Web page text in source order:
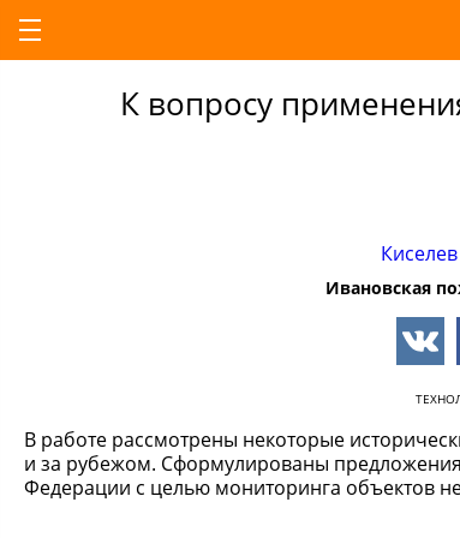
К вопросу
Ивановская
В работе рассмотрены некоторые
и за рубежом. Сформулированы
Федерации с целью мониторинга объектов